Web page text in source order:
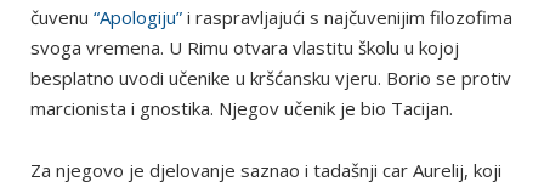
čuvenu “Apologiju” i raspravljajući s najčuvenijim filozofima
svoga vremena. U Rimu otvara vlastitu školu u kojoj
besplatno uvodi učenike u kršćansku vjeru. Borio se protiv
marcionista i gnostika. Njegov učenik je bio Tacijan.
Za njegovo je djelovanje saznao i tadašnji car Aurelij, koji